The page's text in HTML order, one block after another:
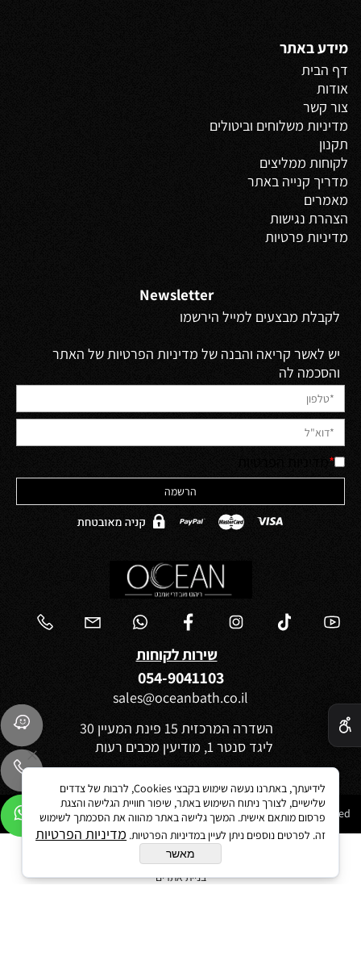
מידע באתר
דף הבית
אודות
צור קשר
מדיניות משלוחים וביטולים
תקנון
לקוחות ממליצים
מדריך קנייה באתר
מאמרים
הצהרת נגישות
מדיניות פרטיות
Newsletter
לקבלת מבצעים למייל הירשמו
יש לאשר קריאה והבנה של מדיניות הפרטיות של האתר
והסכמה לה
*
שירות לקוחות
054-9041103
sales@oceanbath.co.il
השדרה המרכזית 15 פינת המעיין 30
ליגד סנטר 1, מודיעין מכבים רעות
בניית אתרים
לידיעתך, באתרנו נעשה שימוש בקבצי Cookies, לרבות של צדדים
שלישיים, לצורך ניתוח השימוש באתר, שיפור חוויית הגלישה והצגת
פרסום מותאם אישית. המשך גלישה באתר מהווה את הסכמתך לשימוש
זה. לפרטים נוספים ניתן לעיין במדיניות הפרטיות. מדיניות הפרטיות
מאשר